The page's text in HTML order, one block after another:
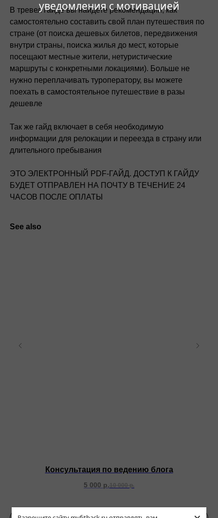
уведомления с мотивацией
В тревел гайде вы найдете рекомендации, как
самостоятельно составить свой план путешествия по
стране (от поиска дешевых билетов, передвижения
внутри страны, поиска жилья до мест, которые
посещают местные жители, нетуристические
маршруты с конкретными локациями). Больше не
нужно переплачивать туроператору, вы можете
поехать в самостоятельное путешествие в разы
дешевле
Так же гайд включает в себя необходимую
информации для релокации и переезда в страну или
длительного пребывания
ЭТО ЭЛЕКТРОННЫЙ PDF-ГАЙД. ДОСТУП К ГАЙДУ
БУДЕТ ОТПРАВЛЕН НА ПОЧТУ В ТЕЧЕНИЕ 24
ЧАСОВ ПОСЛЕ ОПЛАТЫ
See also
Консультация по ведению блога
5 000 р.